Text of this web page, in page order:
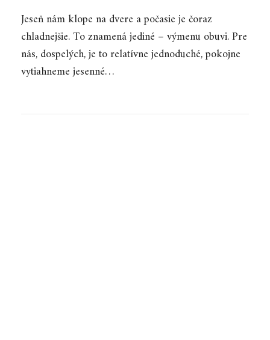
Jeseň nám klope na dvere a počasie je čoraz
chladnejšie. To znamená jediné – výmenu obuvi. Pre
nás, dospelých, je to relatívne jednoduché, pokojne
vytiahneme jesenné…